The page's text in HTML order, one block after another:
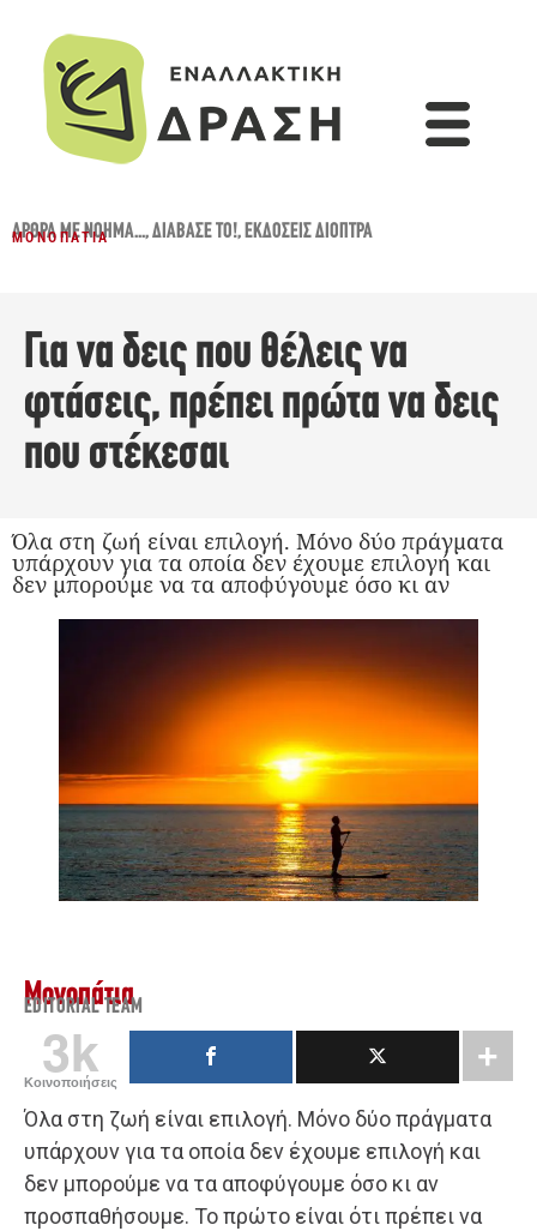
ΆΡΘΡΑ ΜΕ ΝΌΗΜΑ...,ΔΙΆΒΑΣΈ ΤΟ!,ΕΚΔΌΣΕΙΣ ΔΙΌΠΤΡΑ
ΜΟΝΟΠΆΤΙΑ
Για να δεις που θέλεις να
φτάσεις, πρέπει πρώτα να δεις
που στέκεσαι
Όλα στη ζωή είναι επιλογή. Μόνο δύο πράγματα
υπάρχουν για τα οποία δεν έχουμε επιλογή και
δεν μπορούμε να τα αποφύγουμε όσο κι αν
Μονοπάτια
EDITORIAL TEAM
3k
Κοινοποιήσεις
Όλα στη ζωή είναι επιλογή. Μόνο δύο πράγματα
υπάρχουν για τα οποία δεν έχουμε επιλογή και
δεν μπορούμε να τα αποφύγουμε όσο κι αν
προσπαθήσουμε. Το πρώτο είναι ότι πρέπει να